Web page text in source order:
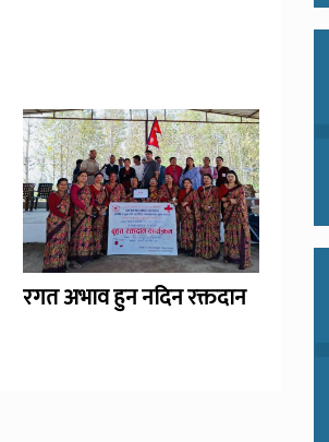
रगत अभाव हुन नदिन रक्तदान